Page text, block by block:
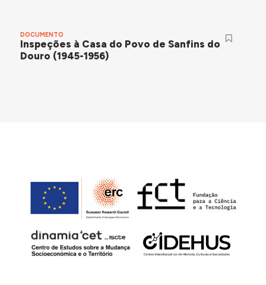
DOCUMENTO
Inspeções à Casa do Povo de Sanfins do
Douro (1945-1956)